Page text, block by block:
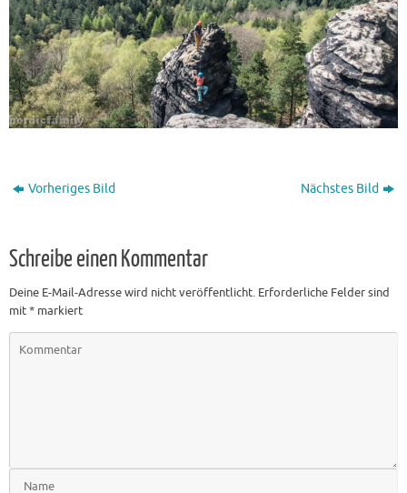
Vorheriges Bild Nächstes Bild
Schreibe einen Kommentar
Deine E-Mail-Adresse wird nicht veröffentlicht. Erforderliche Felder sind
mit* markiert